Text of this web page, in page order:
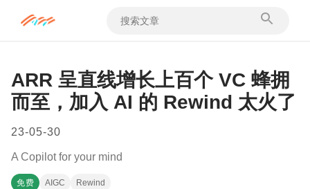
ARR 呈直线增长上百个 VC 蜂拥
而至，加入 AI 的 Rewind 太火了
23-05-30
A Copilot for your mind
免费 AIGC Rewind